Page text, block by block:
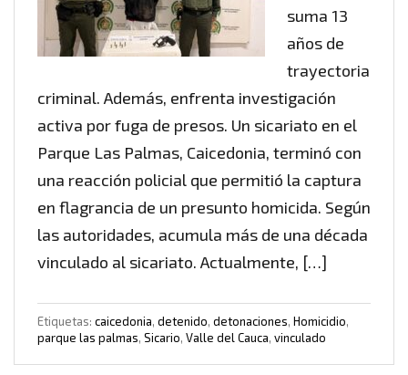
suma 13
años de
trayectoria
criminal. Además, enfrenta investigación
activa por fuga de presos. Un sicariato en el
Parque Las Palmas, Caicedonia, terminó con
una reacción policial que permitió la captura
en flagrancia de un presunto homicida. Según
las autoridades, acumula más de una década
vinculado al sicariato. Actualmente, […]
Etiquetas: caicedonia, detenido, detonaciones, Homicidio,
parque las palmas, Sicario, Valle del Cauca, vinculado